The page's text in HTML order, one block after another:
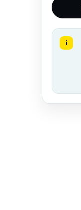
i